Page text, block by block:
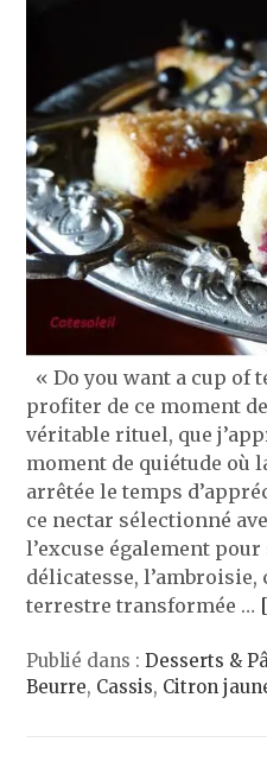
« Do you want a cup of
profiter de ce moment
véritable rituel, que
moment de quiétude où
arrêtée le temps
ce nectar sélectionné
l’excuse également
délicatesse,
terrestre transformée …
Publié dans :Desserts &
Beurre, Cassis, Citron